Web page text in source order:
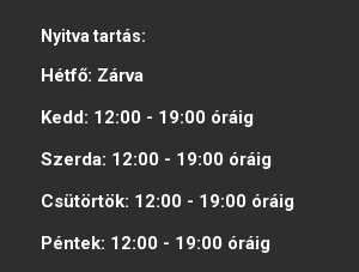
Nyitva tartás:
Hétfő: Zárva
Kedd: 12:00 - 19:00 óráig
Szerda: 12:00 - 19:00 óráig
Csütörtök: 12:00 - 19:00 óráig
Péntek: 12:00 - 19:00 óráig